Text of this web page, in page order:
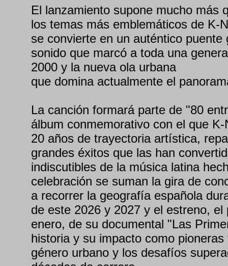
El lanzamiento supone mucho más
los temas más emblemáticos de K-
se convierte en un auténtico puente
sonido que marcó a toda una
2000 y la nueva ola urbana
que domina actualmente el
La canción formará parte de "80
álbum conmemorativo con el que
20 años de trayectoria artística,
grandes éxitos que las han
indiscutibles de la música latina
celebración se suman la gira de
a recorrer la geografía española
de este 2026 y 2027 y el estreno, el
enero, de su documental "Las
historia y su impacto como
género urbano y los desafíos